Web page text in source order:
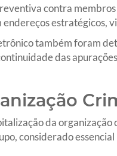
contra
estratégicos,
também foram
das
da
considerado